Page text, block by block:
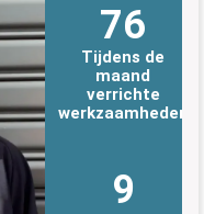
76
Tijdens de
maand
verrichte
werkzaamheden
9